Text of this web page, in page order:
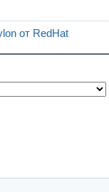
от RedHat